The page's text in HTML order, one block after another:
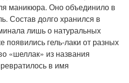
маникюра. Оно объединило в
Состав долго хранился в
лишь о натуральных
гель-лаки от разных
«шеллак» из названия
в имя